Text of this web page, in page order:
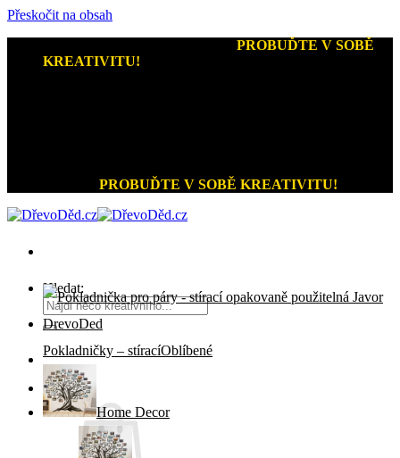
Přeskočit na obsah
PROBUĎTE V SOBĚ
KREATIVITU!
PROBUĎTE V SOBĚ KREATIVITU!
Hledat:
0Kč 0
Pokladničky – stírací
Home Decor